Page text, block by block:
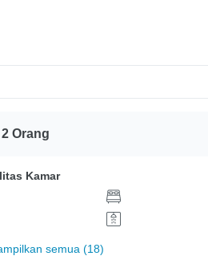
Orang
Kamar
semua (18)